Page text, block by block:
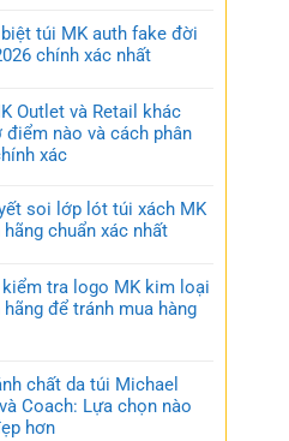
biệt túi MK auth fake đời
chính xác nhất
Outlet và Retail khác
điểm nào và cách phân
xác
soi lớp lót túi xách MK
chuẩn xác nhất
kiểm tra logo MK kim loại
để tránh mua hàng
chất da túi Michael
Coach: Lựa chọn nào
hơn